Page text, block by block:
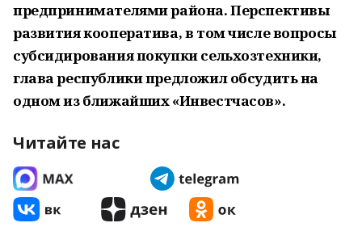
предпринимателями района. Перспективы
развития кооператива, в том числе вопросы
субсидирования покупки сельхозтехники,
глава республики предложил обсудить на
одном из ближайших «Инвестчасов».
Читайте нас